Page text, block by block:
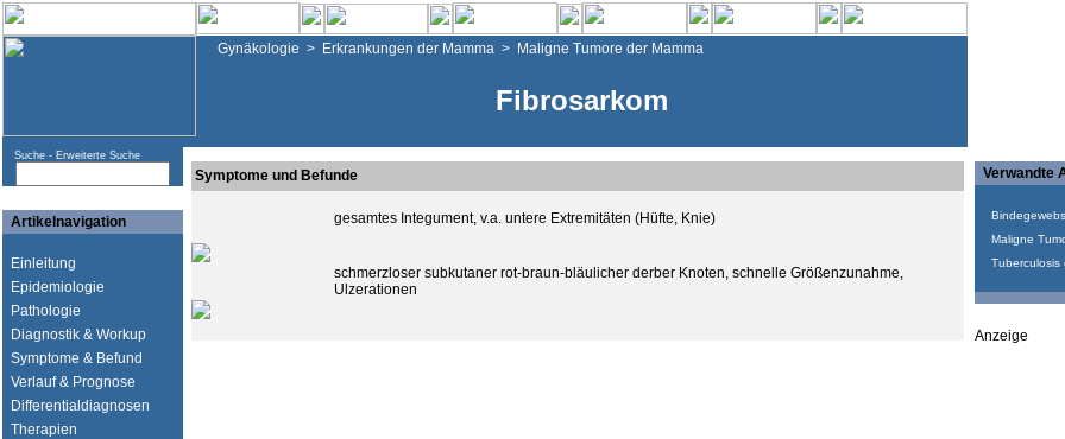
Gynäkologie > Erkrankungen der Mamma > Maligne Tumore der Mamma
Fibrosarkom
Suche - Erweiterte Suche
Artikelnavigation
Einleitung
Epidemiologie
Pathologie
Diagnostik & Workup
Symptome & Befund
Verlauf & Prognose
Differentialdiagnosen
Therapien
Symptome und Befunde
gesamtes Integument, v.a. untere Extremitäten (Hüfte, Knie)
schmerzloser subkutaner rot-braun-bläulicher derber Knoten, schnelle Größenzunahme,
Ulzerationen
Verwandte
Maligne
Tuberculosis
Anzeige